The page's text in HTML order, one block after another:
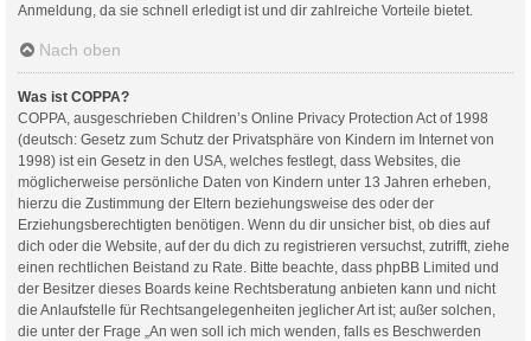
Anmeldung, da sie schnell erledigt ist und dir zahlreiche Vorteile bietet.
Nach oben
Was ist COPPA?
COPPA, ausgeschrieben Children’s Online Privacy Protection Act of 1998
(deutsch: Gesetz zum Schutz der Privatsphäre von Kindern im Internet von
1998) ist ein Gesetz in den USA, welches festlegt, dass Websites, die
möglicherweise persönliche Daten von Kindern unter 13 Jahren erheben,
hierzu die Zustimmung der Eltern beziehungsweise des oder der
Erziehungsberechtigten benötigen. Wenn du dir unsicher bist, ob dies auf
dich oder die Website, auf der du dich zu registrieren versuchst, zutrifft, ziehe
einen rechtlichen Beistand zu Rate. Bitte beachte, dass phpBB Limited und
der Besitzer dieses Boards keine Rechtsberatung anbieten kann und nicht
die Anlaufstelle für Rechtsangelegenheiten jeglicher Art ist; außer solchen,
die unter der Frage „An wen soll ich mich wenden, falls es Beschwerden